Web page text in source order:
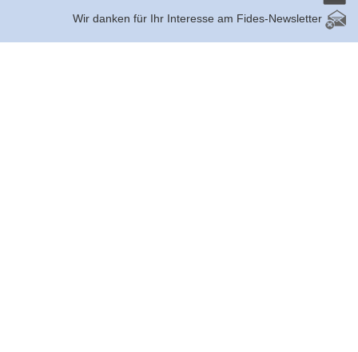
Wir danken für Ihr Interesse am Fides-Newsletter